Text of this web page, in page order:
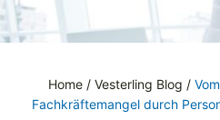
Home / Vesterling Blog /
Fachkräftemangel durch